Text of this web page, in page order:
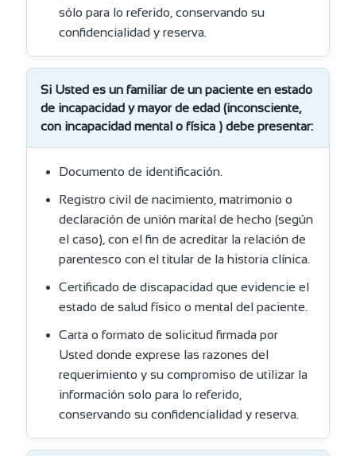
sólo para lo referido, conservando su
confidencialidad y reserva.
Si Usted es un familiar de un paciente en estado
de incapacidad y mayor de edad (inconsciente,
con incapacidad mental o física ) debe presentar:
Documento de identificación.
Registro civil de nacimiento, matrimonio o
declaración de unión marital de hecho (según
el caso), con el fin de acreditar la relación de
parentesco con el titular de la historia clínica.
Certificado de discapacidad que evidencie el
estado de salud físico o mental del paciente.
Carta o formato de solicitud firmada por
Usted donde exprese las razones del
requerimiento y su compromiso de utilizar la
información solo para lo referido,
conservando su confidencialidad y reserva.